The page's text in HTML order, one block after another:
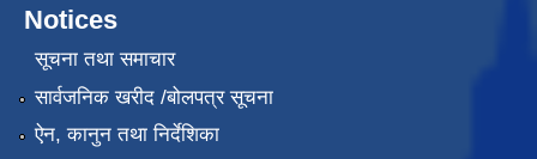
Notices
सूचना तथा समाचार
सार्वजनिक खरीद /बोलपत्र सूचना
ऐन, कानुन तथा निर्देशिका